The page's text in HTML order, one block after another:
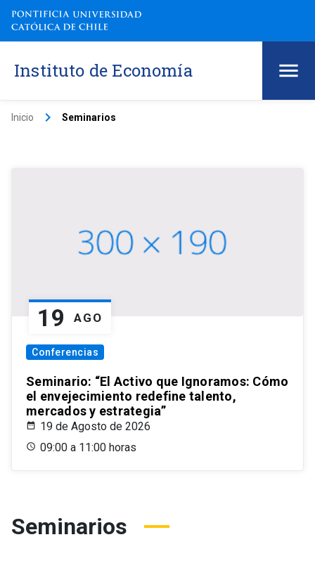
Instituto de Economía
Inicio keyboard_arrow_right Seminarios
19 AGO
Conferencias
Seminario: “El Activo que Ignoramos: Cómo
el envejecimiento redefine talento,
mercados y estrategia”
19 de Agosto de 2026
09:00 a 11:00 horas
Seminarios